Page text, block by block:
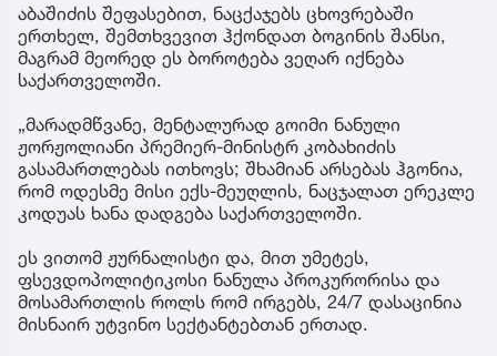
აბაშიძის შეფასებით, ნაცქაჯებს ცხოვრებაში
ერთხელ, შემთხვევით ჰქონდათ ბოგინის შანსი,
მაგრამ მეორედ ეს ბოროტება ვეღარ იქნება
საქართველოში.
„მარადმწვანე, მენტალურად გოიმი ნანული
ჟორჟოლიანი პრემიერ-მინისტრ კობახიძის
გასამართლებას ითხოვს; შხამიან არსებას ჰგონია,
რომ ოდესმე მისი ექს-მეუღლის, ნაცჯალათ ერეკლე
კოდუას ხანა დადგება საქართველოში.
ეს ვითომ ჟურნალისტი და, მით უმეტეს,
ფსევდოპოლიტიკოსი ნანულა პროკურორისა და
მოსამართლის როლს რომ ირგებს, 24/7 დასაცინია
მისნაირ უტვინო სექტანტებთან ერთად.